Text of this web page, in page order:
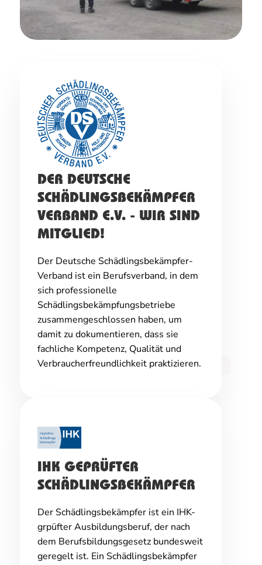
DER DEUTSCHE
SCHÄDLINGSBEKÄMPFER
VERBAND E.V. - WIR SIND
MITGLIED!
Der Deutsche Schädlingsbekämpfer-
Verband ist ein Berufsverband, in dem
sich professionelle
Schädlingsbekämpfungsbetriebe
zusammengeschlossen haben, um
damit zu dokumentieren, dass sie
fachliche Kompetenz, Qualität und
Verbraucherfreundlichkeit praktizieren.
IHK GEPRÜFTER
SCHÄDLINGSBEKÄMPFER
Der Schädlingsbekämpfer ist ein IHK-
grpüfter Ausbildungsberuf, der nach
dem Berufsbildungsgesetz bundesweit
geregelt ist. Ein Schädlingsbekämpfer